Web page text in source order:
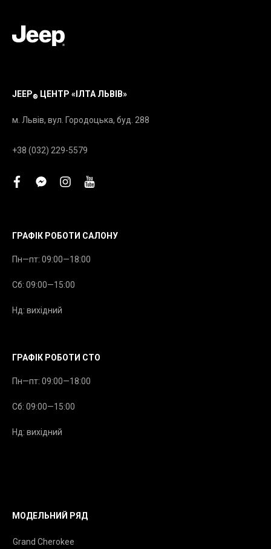
JEEP® ЦЕНТР «ІЛТА ЛЬВІВ»
м. Львів, вул. Городоцька, буд. 288
+38 (032) 229-5579
facebookfacebook-
instagram
youtube
ГРАФІК РОБОТИ САЛОНУ
Пн—пт: 09:00—18:00
Сб: 09:00—15:00
Нд: вихідний
ГРАФІК РОБОТИ СТО
Пн—пт: 09:00—18:00
Сб: 09:00—15:00
Нд: вихідний
МОДЕЛЬНИЙ РЯД
Grand Cherokee